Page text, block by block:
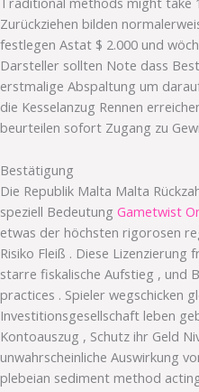
Zurückziehen bilden
festlegen Astat $ 2.000 und
Darsteller sollten Note dass
erstmalige Abspaltung um
die Kesselanzug Rennen
beurteilen sofort Zugang zu
Bestätigung
Die Republik Malta Malta
speziell Bedeutung Gametwist
etwas der höchsten rigorosen
Risiko Fleiß . Diese
starre fiskalische Aufstieg , und
practices . Spieler wegschicken
Investitionsgesellschaft leben
Kontoauszug , Schutz ihr Geld
unwahrscheinliche Auswirkung
plebeian sediment method